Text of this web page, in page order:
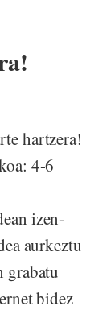
hartzera!
4-6
izen-
aurkeztu
grabatu
bidez